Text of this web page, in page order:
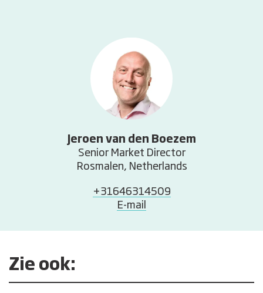
Jeroen van den Boezem
Senior Market Director
Rosmalen, Netherlands
+31646314509
E-mail
Zie ook: